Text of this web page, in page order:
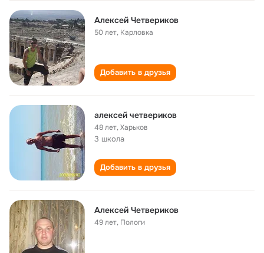
Алексей Четвериков
50 лет, Карловка
Добавить в друзья
алексей четвериков
48 лет,Харьков
3 школа
Добавить в друзья
Алексей Четвериков
49 лет, Пологи